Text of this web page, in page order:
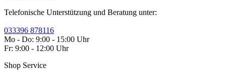
Telefonische Unterstützung und Beratung unter:
033396 878116
Mo - Do: 9:00 - 15:00 Uhr
Fr: 9:00 - 12:00 Uhr
Shop Service